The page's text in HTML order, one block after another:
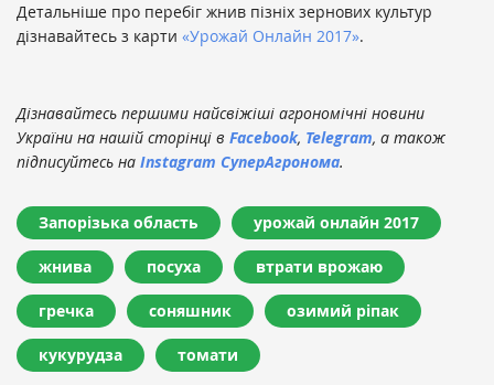
Детальніше про перебіг жнив пізніх зернових культур
дізнавайтесь з карти «Урожай Онлайн 2017».
Дізнавайтесь першими найсвіжіші агрономічні новини
України на нашій сторінці в Facebook, Telegram, а також
підписуйтесь на Instagram СуперАгронома.
Запорізька область урожай онлайн 2017
жнива посуха втрати врожаю
гречка соняшник озимий ріпак
кукурудза томати